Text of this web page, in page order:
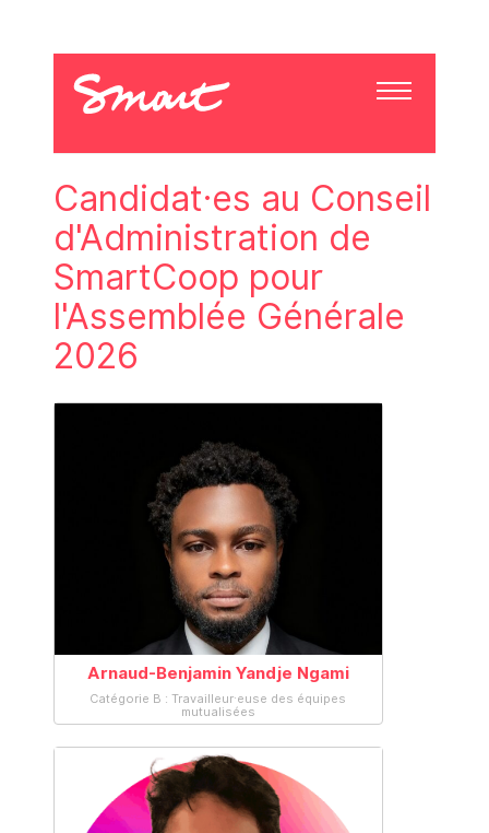
Candidat·es au Conseil
d'Administration de
SmartCoop pour
l'Assemblée Générale
2026
Arnaud-Benjamin Yandje Ngami
Catégorie B : Travailleur·euse des équipes
mutualisées